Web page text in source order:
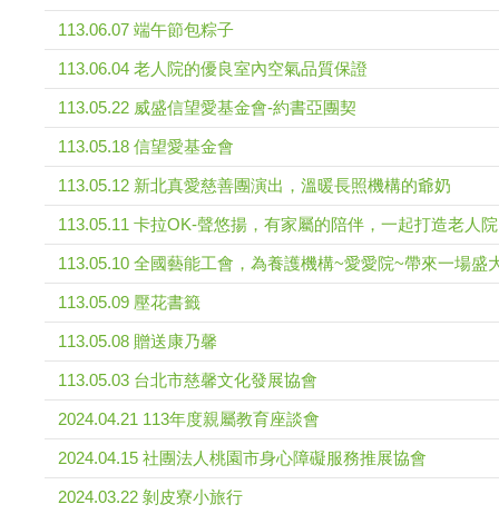
113.06.07 端午節包粽子
113.06.04 老人院的優良室內空氣品質保證
113.05.22 威盛信望愛基金會-約書亞團契
113.05.18 信望愛基金會
113.05.12 新北真愛慈善團演出，溫暖長照機構的爺奶
113.05.11 卡拉OK-聲悠揚，有家屬的陪伴，一起打造老人
113.05.10 全國藝能工會，為養護機構~愛愛院~帶來一場盛
113.05.09 壓花書籤
113.05.08 贈送康乃馨
113.05.03 台北市慈馨文化發展協會
2024.04.21 113年度親屬教育座談會
2024.04.15 社團法人桃園市身心障礙服務推展協會
2024.03.22 剝皮寮小旅行